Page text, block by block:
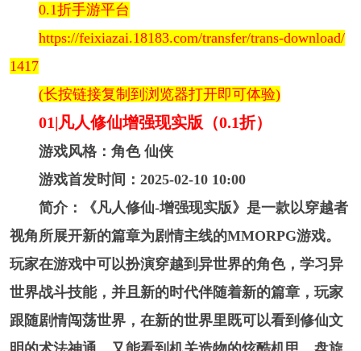
0.1折手游平台
https://feixiazai.18183.com/transfer/trans-download/
1417
(长按链接复制到浏览器打开即可体验)
01|凡人修仙增强现实版（0.1折）
游戏风格：角色 仙侠
游戏首发时间：2025-02-10 10:00
简介：《凡人修仙-增强现实版》是一款以穿越者
视角所展开新的篇章为剧情主线的MMORPG游戏。
玩家在游戏中可以扮演穿越到异世界的角色，学习异
世界战斗技能，并且新的时代伴随着新的篇章，玩家
跟随剧情闯荡世界，在新的世界里既可以看到修仙文